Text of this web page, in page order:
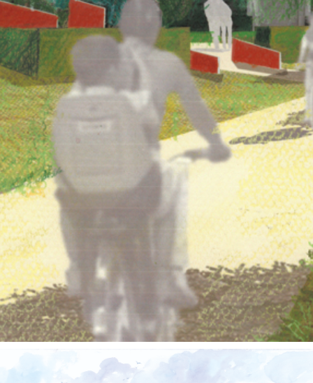
Territoires